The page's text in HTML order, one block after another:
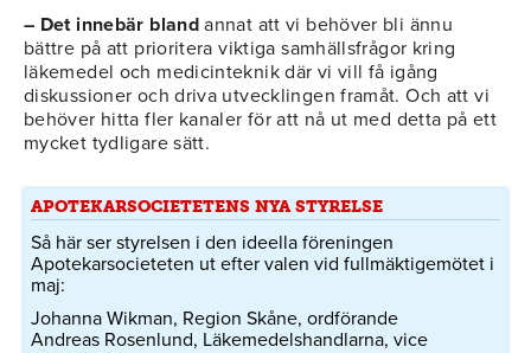
– Det innebär bland annat att vi behöver bli ännu
bättre på att prioritera viktiga samhällsfrågor kring
läkemedel och medicinteknik där vi vill få igång
diskussioner och driva utvecklingen framåt. Och att vi
behöver hitta fler kanaler för att nå ut med detta på ett
mycket tydligare sätt.
APOTEKARSOCIETETENS NYA STYRELSE
Så här ser styrelsen i den ideella föreningen
Apotekarsocieteten ut efter valen vid fullmäktigemötet i
maj:
Johanna Wikman, Region Skåne, ordförande
Andreas Rosenlund, Läkemedelshandlarna, vice